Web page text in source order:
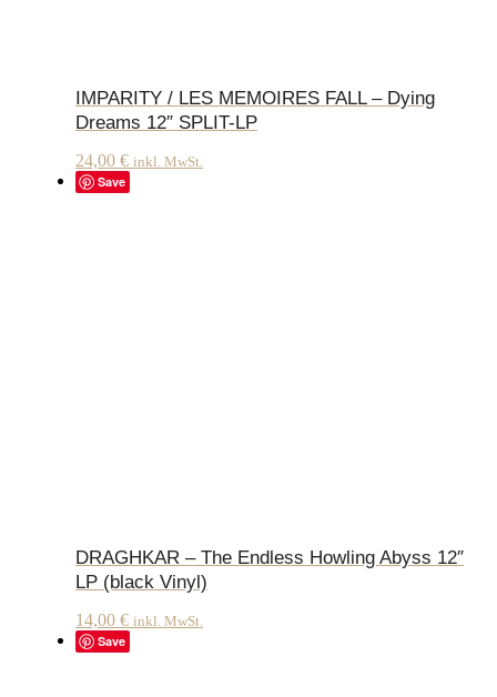
IMPARITY / LES MEMOIRES FALL – Dying
Dreams 12″ SPLIT-LP
24,00 € inkl. MwSt.
Save
DRAGHKAR – The Endless Howling Abyss 12″
LP (black Vinyl)
14,00 € inkl. MwSt.
Save